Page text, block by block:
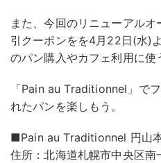
また、今回のリニューアル
引クーポンをを4月22日(水)
のパン購入やカフェ利用に使
「Pain au Traditionnel」で
れたパンを楽しもう。
■Pain au Traditionnel 円山
住所：北海道札幌市中央区南